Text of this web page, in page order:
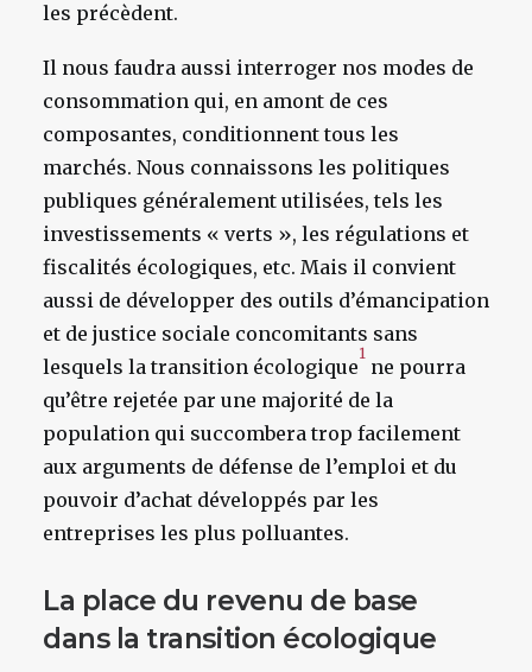
les précèdent.
Il nous faudra aussi interroger nos modes de
consommation qui, en amont de ces
composantes, conditionnent tous les
marchés. Nous connaissons les politiques
publiques généralement utilisées, tels les
investissements « verts », les régulations et
fiscalités écologiques, etc. Mais il convient
aussi de développer des outils d’émancipation
et de justice sociale concomitants sans
lesquels la transition écologique
1
ne pourra
qu’être rejetée par une majorité de la
population qui succombera trop facilement
aux arguments de défense de l’emploi et du
pouvoir d’achat développés par les
entreprises les plus polluantes.
La place du revenu de base
dans la transition écologique